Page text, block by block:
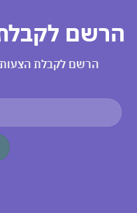
לקבלת
הרשם לקבלת הצעות